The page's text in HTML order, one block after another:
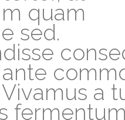
quam
sed.
a
fermentum